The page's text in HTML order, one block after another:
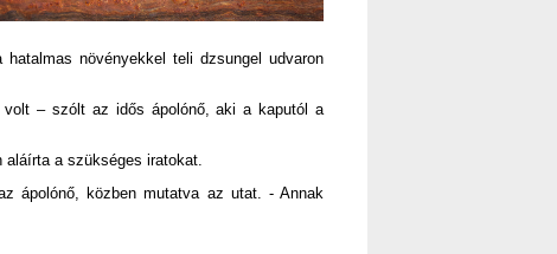
növényekkel teli dzsungel udvaron
– szólt az idős ápolónő, aki a kaputól a
a szükséges iratokat.
ápolónő, közben mutatva az utat. - Annak